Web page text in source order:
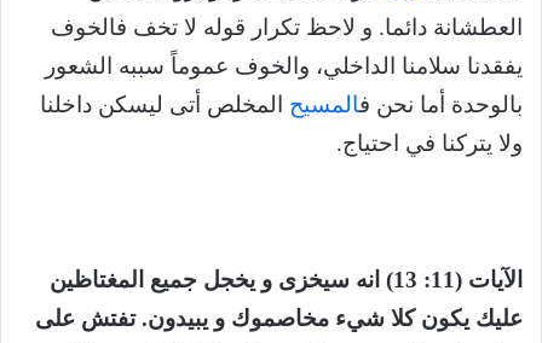
العطشانة دائما. و لاحظ تكرار قوله لا تخف فالخوف
يفقدنا سلامنا الداخلي، والخوف عموماً سببه الشعور
بالوحدة أما نحن فالمسيح المخلص أتى ليسكن داخلنا
ولا يتركنا في احتياج.
الآيات (11: 13) انه سيخزى و يخجل جميع المغتاظين
عليك يكون كلا شيء مخاصموك و يبيدون. تفتش على